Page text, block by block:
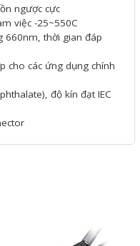
ngược cực
việc -25~550C
660nm, thời gian đáp
cho các ứng dụng chính
độ kín đạt IEC